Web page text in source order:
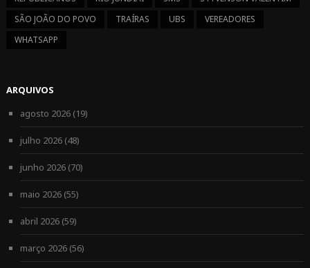
SÃO JOÃO DO POVO
TRAÍRAS UBS
VEREADORES
WHATSAPP
ARQUIVOS
agosto 2026(19)
julho 2026(48)
junho 2026(70)
maio 2026(55)
abril 2026(59)
março 2026(56)